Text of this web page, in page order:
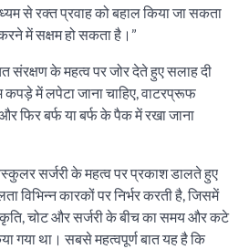
से रक्त प्रवाह को बहाल किया जा सकता
में सक्षम हो सकता है।”
संरक्षण के महत्व पर जोर देते हुए सलाह दी
में लपेटा जाना चाहिए, वाटरप्रूफ
फिर बर्फ या बर्फ के पैक में रखा जाना
सर्जरी के महत्व पर प्रकाश डालते हुए
विभिन्न कारकों पर निर्भर करती है, जिसमें
चोट और सर्जरी के बीच का समय और कटे
गया था। सबसे महत्वपूर्ण बात यह है कि